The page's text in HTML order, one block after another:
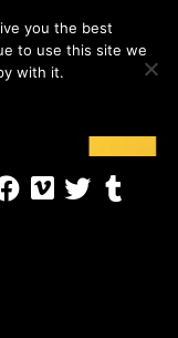
you the best
to use this site we
with it.